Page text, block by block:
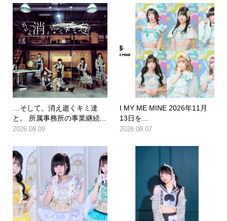
…そして、消え逝くキミ達
と。 所属事務所の事業継続...
2026.08.09
I MY ME MINE 2026年11月
13日を...
2026.08.07